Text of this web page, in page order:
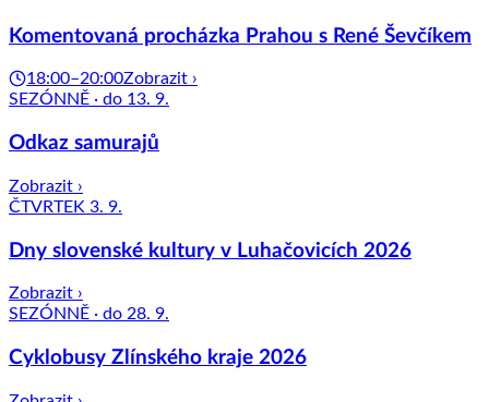
Komentovaná procházka Prahou s René Ševčíkem
18:00–20:00Zobrazit ›
SEZÓNNĚ · do 13. 9.
Odkaz samurajů
Zobrazit ›
ČTVRTEK 3. 9.
Dny slovenské kultury v Luhačovicích 2026
Zobrazit ›
SEZÓNNĚ · do 28. 9.
Cyklobusy Zlínského kraje 2026